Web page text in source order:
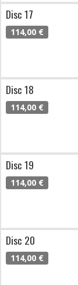
Disc 17
114,00 €
Disc 18
114,00 €
Disc 19
114,00 €
Disc 20
114,00 €